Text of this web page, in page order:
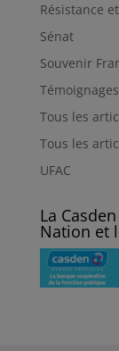
Résistance
Sénat
Souvenir
Témoignages
Tous les
Tous les
UFAC
La
Nation et